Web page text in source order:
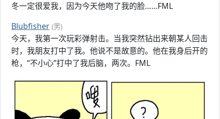
冬一定很爱我，因为今天他吻了我的脸……FML
Blubfisher (男)
今天，我第一次玩彩弹射击。当我突然钻出来朝某人回击
时，我朋友打中了我。他说不是故意的。他在我身后开的
枪，“不小心”打中了我后脑，两次。FML